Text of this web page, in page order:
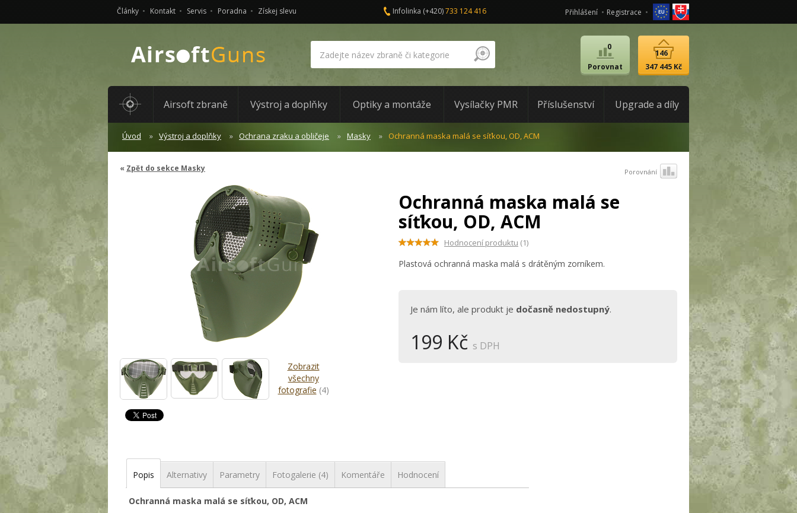
Články Kontakt Servis Poradna Získej slevu Infolinka (+420)733 124 416 Přihlášení Registrace
Porovnat
0
347 445 Kč
146
Airsoft zbraně Výstroj a doplňky Optiky a montáže Vysílačky PMR Příslušenství Upgrade a díly
Úvod Výstroj a doplňky Ochrana zraku a obličeje Masky Ochranná maska malá se síťkou, OD, ACM
Zpět do sekce Masky Porovnání
Zobrazit
všechny
fotografie (4)
Ochranná maska malá se
síťkou, OD, ACM
Hodnocení produktu (1)
Plastová ochranná maska malá s drátěným zorníkem.
Je nám líto, ale produkt je dočasně nedostupný.
199 Kč s DPH
Popis Alternativy Parametry Fotogalerie (4) Komentáře Hodnocení
Ochranná maska malá se síťkou, OD, ACM